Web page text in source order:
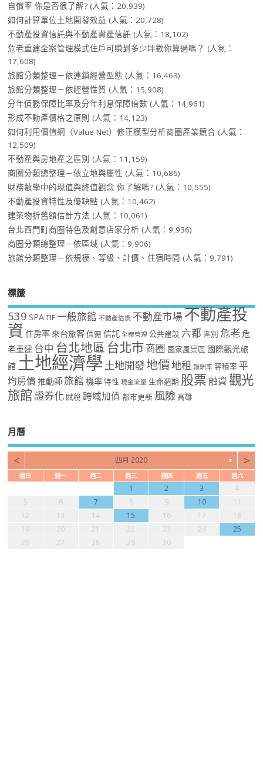
自償率 你是否很了解? (人氣：20,939)
如何計算單位土地開發效益 (人氣：20,728)
不動產投資信託與不動產資產信託 (人氣：18,102)
危老重建全案管理模式住戶可賺到多少坪數你算過嗎？ (人氣：
17,608)
旅館分類整理－依連鎖經營型態 (人氣：16,463)
旅館分類整理－依經營性質 (人氣：15,908)
分年債務保障比率及分年利息保障倍數 (人氣：14,961)
形成不動產價格之原則 (人氣：14,123)
如何利用價值網（Value Net）修正模型分析商圈產業競合 (人氣：
12,509)
不動產與房地產之區別 (人氣：11,159)
商圈分類總整理－依立地與屬性 (人氣：10,686)
財務數學中的現值與終值觀念 你了解嗎? (人氣：10,555)
不動產投資特性及優缺點 (人氣：10,462)
建築物折舊額估計方法 (人氣：10,061)
台北西門町商圈特色及創意店家分析 (人氣：9,936)
商圈分類總整理－依區域 (人氣：9,906)
旅館分類整理－依規模、等級、計價、住宿時間 (人氣：9,791)
標籤
539 SPA TIF 一般旅館 不動產估價 不動產市場不動產投
資 住房率 來台旅客 供需 信託 全案管理 公共建設 六都 區別 危老危
老重建 台中 台北地區 台北市商圈 國家風景區 國際觀光旅
館 土地經濟學 土地開發地價地租 報酬率 容積率 平
均房價 推動師旅館 機率 特性 現金流量 生命週期 股票 融資 觀光
旅館證券化 賦稅 跨域加值 都市更新 風險 高雄
月曆
< 四月 2020 ▼ >
週日 週一 週二 週三 週四 週五 週六
1 2 3
4
5
6 7 8 9 10
11
12
13 14 15 16 17
18
19
20 21 22 23 24
25
26
27 28 29 30